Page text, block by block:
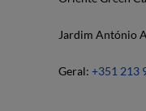
Jardim António
Geral: +351 213